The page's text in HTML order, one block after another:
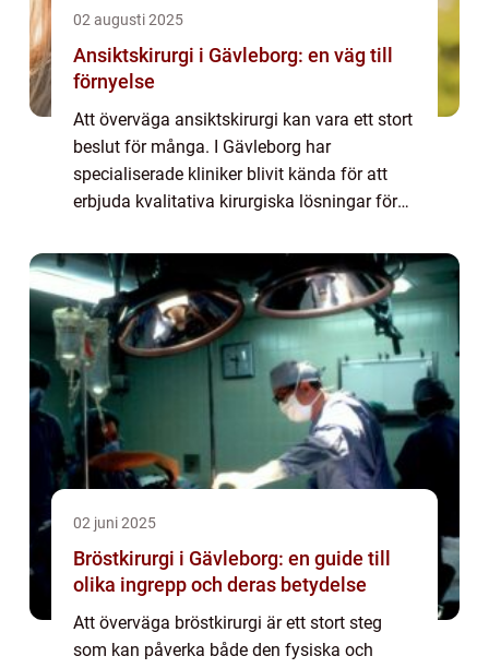
02 augusti 2025
Ansiktskirurgi i Gävleborg: en väg till
förnyelse
Att överväga ansiktskirurgi kan vara ett stort
beslut för många. I Gävleborg har
specialiserade kliniker blivit kända för att
erbjuda kvalitativa kirurgiska lösningar för
02 juni 2025
Bröstkirurgi i Gävleborg: en guide till
olika ingrepp och deras betydelse
Att överväga bröstkirurgi är ett stort steg
som kan påverka både den fysiska och